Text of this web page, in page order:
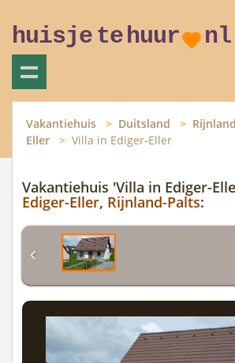
huisje tehuur nl
Vakantiehuis Duitsland
Eller
Villa in Ediger-Eller
Vakantiehuis 'Villa in Ediger-
Ediger-Eller, Rijnland-Palts: